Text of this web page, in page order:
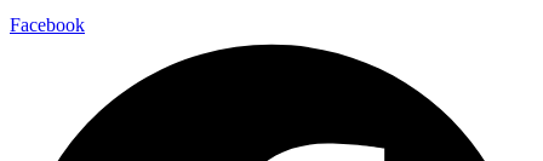
Facebook